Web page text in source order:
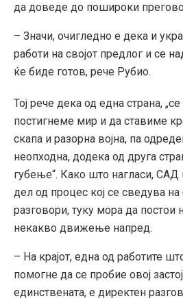
да доведе до пошироки
– Значи, очигледно е дека и
работи на својот предлог и се
ќе биде готов, рече Рубио.
Тој рече дека од една страна,
постигнеме мир и да ставиме
скапа и разорна војна, па
неопходна, додека од друга
губење“. Како што нагласи, САД
дел од процес кој се сведува
разговори, туку мора да постои
некакво движење напред.
– На крајот, една од работите
помогне да се пробие овој
единствената, е директен